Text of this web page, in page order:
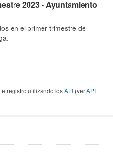
2023 - Ayuntamiento
en el primer trimestre de
registro utilizando losAPI (verAPI